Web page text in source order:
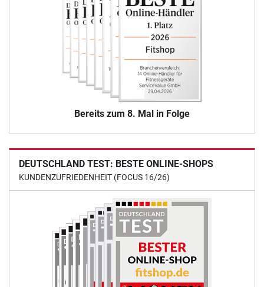
Bereits zum 8. Mal in Folge
DEUTSCHLAND TEST: BESTE ONLINE-SHOPS
KUNDENZUFRIEDENHEIT (FOCUS 16/26)